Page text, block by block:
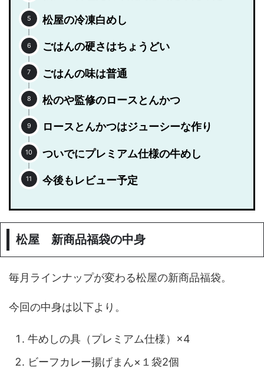
松屋の冷凍白めし
ごはんの硬さはちょうどい
ごはんの味は普通
松のや監修のロースとんかつ
ロースとんかつはジューシーな作り
ついでにプレミアム仕様の牛めし
今後もレビュー予定
松屋 新商品福袋の中身
毎月ラインナップが変わる松屋の新商品福袋。
今回の中身は以下より。
牛めしの具（プレミアム仕様）×4
ビーフカレー揚げまん×１袋2個